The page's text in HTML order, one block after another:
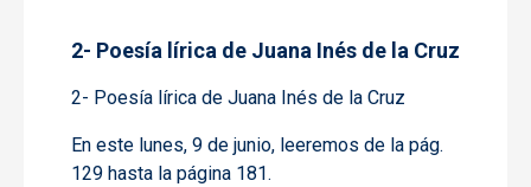
2- Poesía lírica de Juana Inés de la Cruz
2- Poesía lírica de Juana Inés de la Cruz
En este lunes, 9 de junio, leeremos de la pág.
129 hasta la página 181.